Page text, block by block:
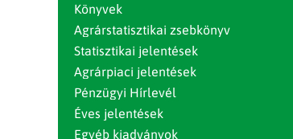
Könyvek
Agrárstatisztikai zsebkönyv
Statisztikai jelentések
Agrárpiaci jelentések
Pénzügyi Hírlevél
Éves jelentések
Egyéb kiadványok